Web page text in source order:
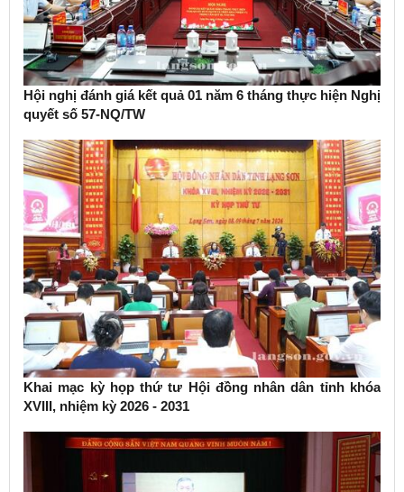
Hội nghị đánh giá kết quả 01 năm 6 tháng thực hiện Nghị
quyết số 57-NQ/TW
Khai mạc kỳ họp thứ tư Hội đồng nhân dân tỉnh khóa
XVIII, nhiệm kỳ 2026 - 2031